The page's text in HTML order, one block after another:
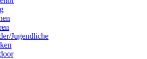
Jugendliche